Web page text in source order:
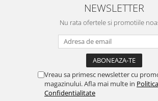
NEWSLETTER
Nu rata ofertele si promotiile
Vreau sa primesc newsletter cu
magazinului. Afla mai multe in
Confidentialitate